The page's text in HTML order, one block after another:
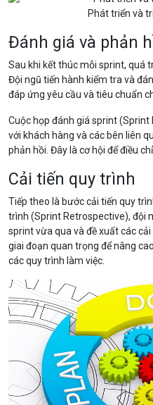
Phát triển và
Đánh giá và phản
Sau khi kết thúc mỗi sprint, quá
Đội ngũ tiến hành kiểm tra và
đáp ứng yêu cầu và tiêu chuẩn
Cuộc họp đánh giá sprint
với khách hàng và các bên liên
phản hồi. Đây là cơ hội để điều
Cải tiến quy trình
Tiếp theo là bước cải tiến quy
trình (Sprint Retrospective), đội
sprint vừa qua và đề xuất các
giai đoạn quan trọng để nâng
các quy trình làm việc.